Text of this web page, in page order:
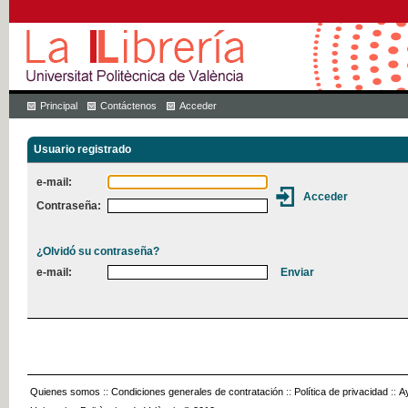
Principal Contáctenos Acceder
Usuario registrado
e-mail:
Contraseña:
¿Olvidó su contraseña?
e-mail:
Quienes somos :: Condiciones generales de contratación :: Política de privacidad ::